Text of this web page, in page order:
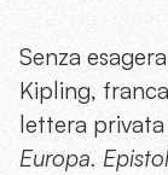
Senza
Kipling,
lettera
Europa.